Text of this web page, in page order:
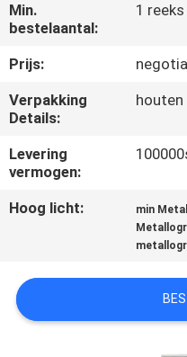
CONTACTEER
ONS
OM EEN
CITAAT
PRIVACYBELEID
Min.
bestelaantal:
1 reeks
Prijs:
Verpakking
Details:
houten
Levering
vermogen:
Hoog licht: min